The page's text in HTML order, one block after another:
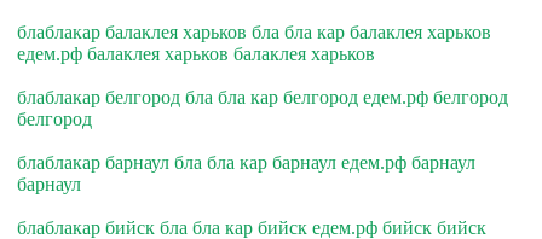
блаблакар балаклея харьков бла бла кар балаклея харьков
едем.рф балаклея харьков балаклея харьков
блаблакар белгород бла бла кар белгород едем.рф белгород
белгород
блаблакар барнаул бла бла кар барнаул едем.рф барнаул
барнаул
блаблакар бийск бла бла кар бийск едем.рф бийск бийск